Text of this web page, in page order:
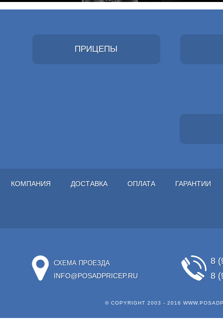
ПРИЦЕПЫ
КОМПАНИЯ ДОСТАВКА ОПЛАТА ГАРАНТИИ
СХЕМА ПРОЕЗДА
INFO@POSADPRICEP.RU
8
8
© COPYRIGHT 2003 - 2016